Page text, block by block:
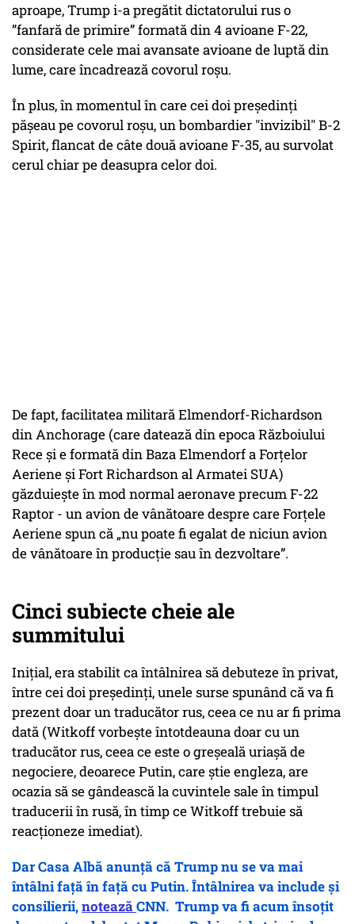
aproape, Trump i-a pregătit dictatorului rus o
”fanfară de primire” formată din 4 avioane F-22,
considerate cele mai avansate avioane de luptă din
lume, care încadrează covorul roșu.
În plus, în momentul în care cei doi președinți
pășeau pe covorul roșu, un bombardier "invizibil" B-2
Spirit, flancat de câte două avioane F-35, au survolat
cerul chiar pe deasupra celor doi.
De fapt, facilitatea militară Elmendorf-Richardson
din Anchorage (care datează din epoca Războiului
Rece și e formată din Baza Elmendorf a Forțelor
Aeriene și Fort Richardson al Armatei SUA)
găzduiește în mod normal aeronave precum F-22
Raptor - un avion de vânătoare despre care Forțele
Aeriene spun că „nu poate fi egalat de niciun avion
de vânătoare în producție sau în dezvoltare”.
Cinci subiecte cheie ale
summitului
Inițial, era stabilit ca întâlnirea să debuteze în privat,
între cei doi președinți, unele surse spunând că va fi
prezent doar un traducător rus, ceea ce nu ar fi prima
dată (Witkoff vorbește întotdeauna doar cu un
traducător rus, ceea ce este o greșeală uriașă de
negociere, deoarece Putin, care știe engleza, are
ocazia să se gândească la cuvintele sale în timpul
traducerii în rusă, în timp ce Witkoff trebuie să
reacționeze imediat).
Dar Casa Albă anunță că Trump nu se va mai
întâlni față în față cu Putin. Întâlnirea va include și
consilierii,notează CNN. Trump va fi acum însoțit